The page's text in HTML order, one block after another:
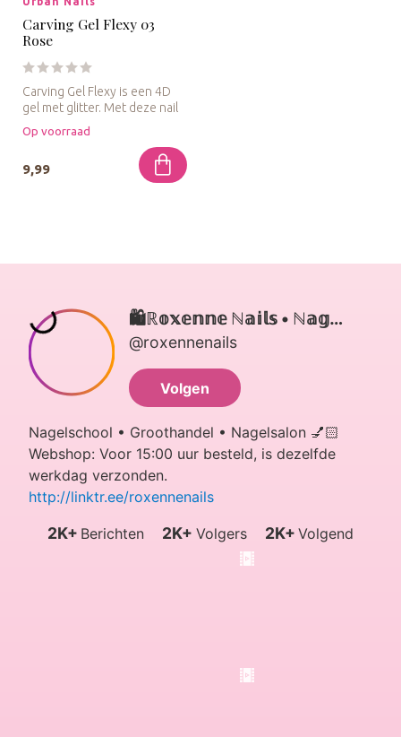
Carving Gel Flexy 03
Rose
Carving Gel Flexy is een 4D
gel met glitter. Met deze nail
art gel kun je pracht...
Op voorraad
9,99